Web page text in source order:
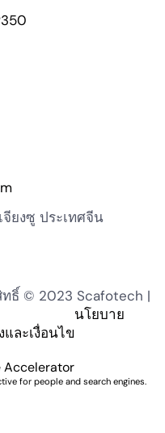
ยงซู ประเทศจีน
|
ธิ์. นโยบาย
ละเงื่อนไข
Accelerator
for people and search engines.